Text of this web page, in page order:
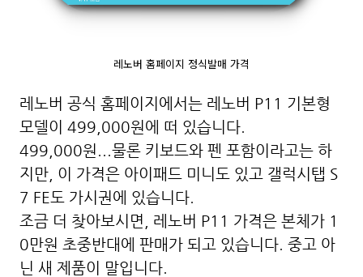
레노버 홈페이지 정식발매 가격
레노버 공식 홈페이지에서는 레노버 P11 기본형
모델이 499,000원에 떠 있습니다.
499,000원...물론 키보드와 펜 포함이라고는 하
지만, 이 가격은 아이패드 미니도 있고 갤럭시탭 S
7 FE도 가시권에 있습니다.
조금 더 찾아보시면, 레노버 P11 가격은 본체가 1
0만원 초중반대에 판매가 되고 있습니다. 중고 아
닌 새 제품이 말입니다.